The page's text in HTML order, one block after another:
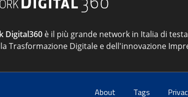
Digital360 è il più grande network in Italia di
Trasformazione Digitale e dell'innovazione
About Tags